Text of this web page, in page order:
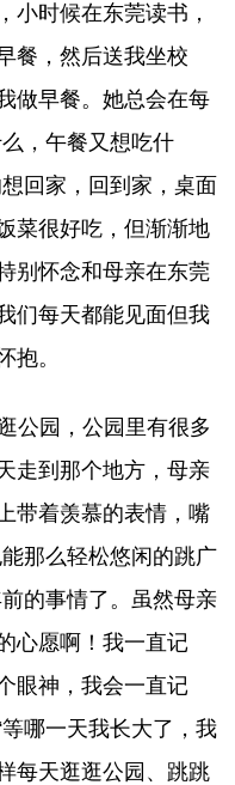
小时候在东莞读书，
餐，然后送我坐校
做早餐。她总会在每
，午餐又想吃什
回家，回到家，桌面
菜很好吃，但渐渐地
别怀念和母亲在东莞
们每天都能见面但我
抱。
公园，公园里有很多
走到那个地方，母亲
带着羡慕的表情，嘴
那么轻松悠闲的跳广
的事情了。虽然母亲
心愿啊！我一直记
眼神，我会一直记
哪一天我长大了，我
每天逛逛公园、跳跳